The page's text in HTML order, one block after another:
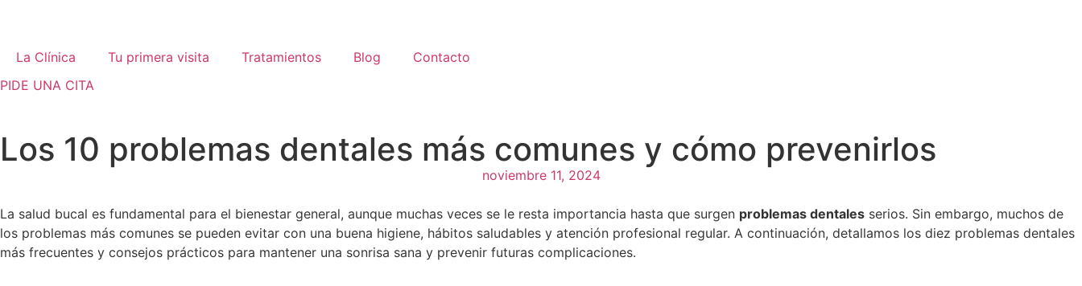
La Clínica Tu primera visita Tratamientos Blog
Contacto
PIDE UNA CITA
Los 10 problemas dentales más comunes y cómo prevenirlos
noviembre 11, 2024
La salud bucal es fundamental para el bienestar general, aunque muchas veces se le resta importancia hasta que surgen problemas dentales serios. Sin embargo, muchos de
los problemas más comunes se pueden evitar con una buena higiene, hábitos saludables y atención profesional regular. A continuación, detallamos los diez problemas dentales
más frecuentes y consejos prácticos para mantener una sonrisa sana y prevenir futuras complicaciones.